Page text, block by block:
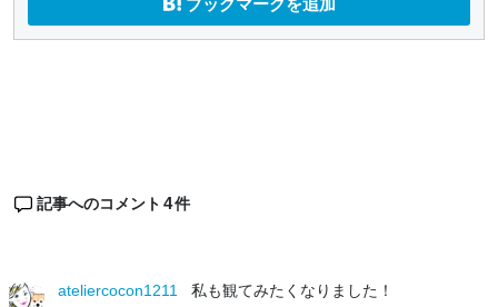
記事へのコメント 4件
ateliercocon1211 私も観てみたくなりました！